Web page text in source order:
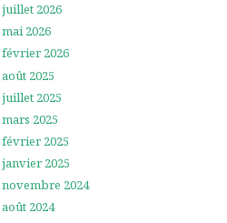
juillet 2026
mai 2026
février 2026
août 2025
juillet 2025
mars 2025
février 2025
janvier 2025
novembre 2024
août 2024